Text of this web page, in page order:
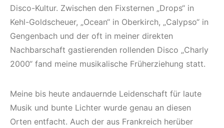
Disco-Kultur. Zwischen den Fixsternen „Drops“ in
Kehl-Goldscheuer, „Ocean“ in Oberkirch, „Calypso“ in
Gengenbach und der oft in meiner direkten
Nachbarschaft gastierenden rollenden Disco „Charly
2000“ fand meine musikalische Früherziehung statt.
Meine bis heute andauernde Leidenschaft für laute
Musik und bunte Lichter wurde genau an diesen
Orten entfacht. Auch der aus Frankreich herüber